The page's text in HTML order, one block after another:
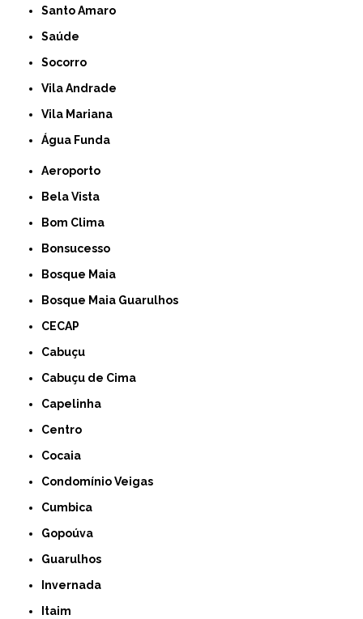
Santo Amaro
Saúde
Socorro
Vila Andrade
Vila Mariana
Água Funda
Aeroporto
Bela Vista
Bom Clima
Bonsucesso
Bosque Maia
Bosque Maia Guarulhos
CECAP
Cabuçu
Cabuçu de Cima
Capelinha
Centro
Cocaia
Condomínio Veigas
Cumbica
Gopoúva
Guarulhos
Invernada
Itaim